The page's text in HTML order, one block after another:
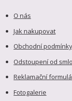
O nás
Jak nakupovat
Obchodní podmínky
Odstoupení od
Reklamační
Fotogalerie